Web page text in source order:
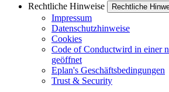
Rechtliche Hinweise Rechtliche
Impressum
Datenschutzhinweise
Cookies
Code of Conductwird in einer
geöffnet
Eplan's Geschäftsbedingungen
Trust & Security